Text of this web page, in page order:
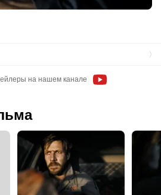
на нашем канале